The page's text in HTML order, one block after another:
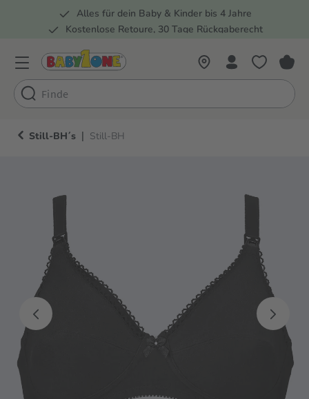
Zur Hauptnavigation springen
Alles für dein Baby & Kinder bis 4 Jahre
Kostenlose Retoure, 30 Tage Rückgaberecht
Still-BH´s | Still-BH